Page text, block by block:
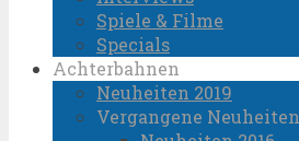
Spiele & Filme
Specials
Achterbahnen
Neuheiten 2019
Vergangene Neuheiten